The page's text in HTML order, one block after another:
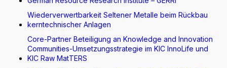
Wiederverwertbarkeit Seltener Metalle beim Rückbau
kerntechnischer Anlagen
Core-Partner Beteiligung an Knowledge and Innovation
Communities-Umsetzungsstrategie im KIC InnoLife und
KIC Raw MatTERS